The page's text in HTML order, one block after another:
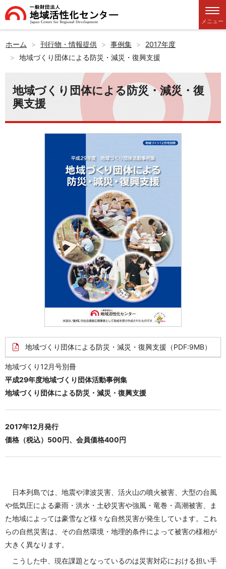
メニュー
ホーム 刊行物・情報提供 事例集
2017年度
地域づくり団体による防災・減災・復興支援
地域づくり団体による防災・減災・復
興支援
地域づくり団体による防災・減災・復興支援 （PDF:9MB）
地域づくり12月号別冊
平成29年度地域づくり団体活動事例集
地域づくり団体による防災・減災・復興支援
2017年12月発行
価格（税込）500円、会員価格400円
日本列島では、地震や津波災害、活火山の噴火被害、大型の台風
や低気圧による豪雨・洪水・土砂災害や強風・竜巻・高潮被害、ま
た地域によっては豪雪など様々な自然災害が発生しています。これ
らの自然災害は、その自然環境・地理的条件によって被害の様相が
大きく異なります。
こうした中、現在課題となっているのは災害対応における担い手